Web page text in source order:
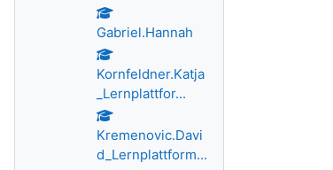
Gabriel.Hannah
Kornfeldner.Katja
_Lernplattfor...
Kremenovic.Davi
d_Lernplattform...